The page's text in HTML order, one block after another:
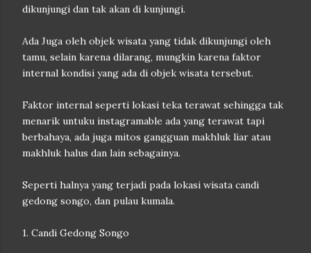
dikunjungi dan tak akan di kunjungi.
Ada Juga oleh objek wisata yang tidak dikunjungi oleh
tamu, selain karena dilarang, mungkin karena faktor
internal kondisi yang ada di objek wisata tersebut.
Faktor internal seperti lokasi teka terawat sehingga tak
menarik untuku instagramable ada yang terawat tapi
berbahaya, ada juga mitos gangguan makhluk liar atau
makhluk halus dan lain sebagainya.
Seperti halnya yang terjadi pada lokasi wisata candi
gedong songo, dan pulau kumala.
1. Candi Gedong Songo